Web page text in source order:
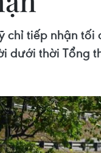
chỉ tiếp nhận
dưới thời Tổng